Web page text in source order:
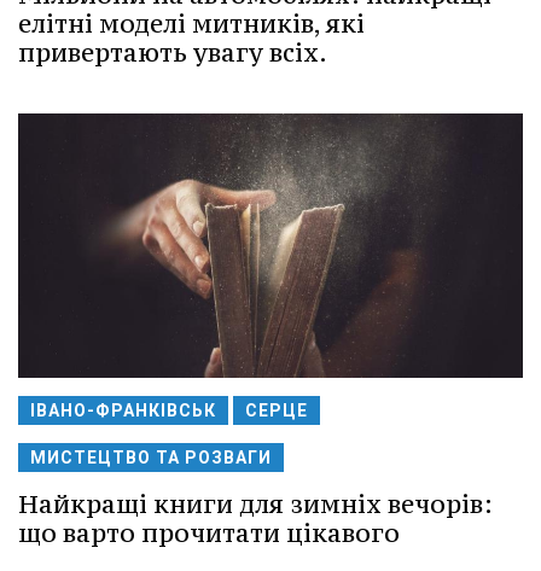
елітні моделі митників, які
привертають увагу всіх.
ІВАНО-ФРАНКІВСЬК СЕРЦЕ
МИСТЕЦТВО ТА РОЗВАГИ
Найкращі книги для зимніх вечорів:
що варто прочитати цікавого